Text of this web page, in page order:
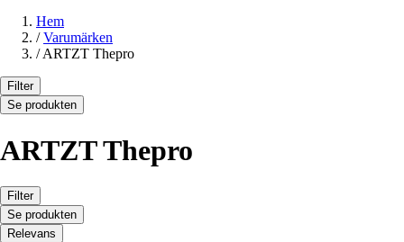
Hem
/ Varumärken
/ ARTZT Thepro
Filter
Se produkten
ARTZT Thepro
Filter
Se produkten
Relevans